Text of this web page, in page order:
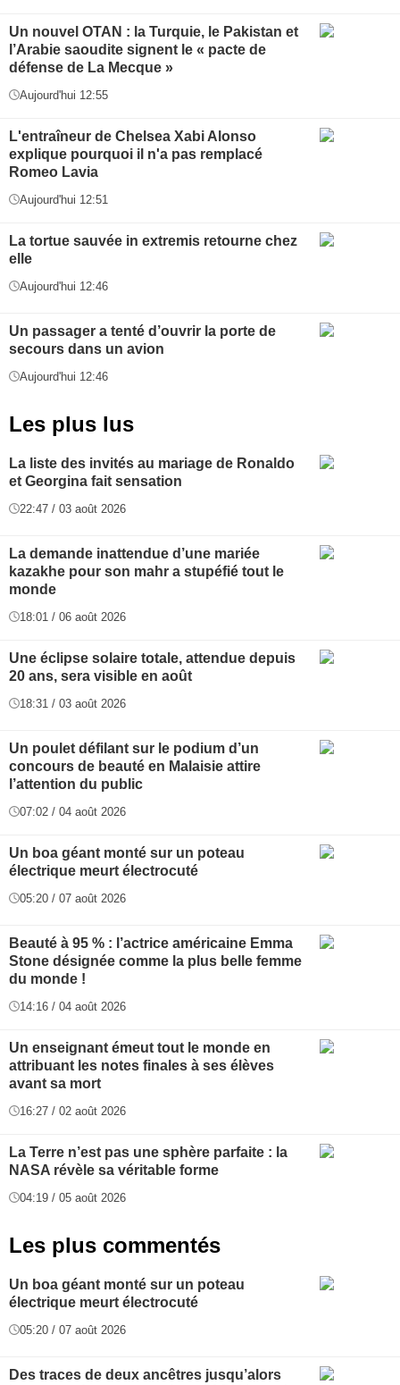
Un nouvel OTAN : la Turquie, le Pakistan et
l’Arabie saoudite signent le « pacte de
défense de La Mecque »
Aujourd'hui 12:55
L'entraîneur de Chelsea Xabi Alonso
explique pourquoi il n'a pas remplacé
Romeo Lavia
Aujourd'hui 12:51
La tortue sauvée in extremis retourne chez
elle
Aujourd'hui 12:46
Un passager a tenté d’ouvrir la porte de
secours dans un avion
Aujourd'hui 12:46
Les plus lus
La liste des invités au mariage de Ronaldo
et Georgina fait sensation
22:47 / 03 août 2026
La demande inattendue d’une mariée
kazakhe pour son mahr a stupéfié tout le
monde
18:01 / 06 août 2026
Une éclipse solaire totale, attendue depuis
20 ans, sera visible en août
18:31 / 03 août 2026
Un poulet défilant sur le podium d’un
concours de beauté en Malaisie attire
l’attention du public
07:02 / 04 août 2026
Un boa géant monté sur un poteau
électrique meurt électrocuté
05:20 / 07 août 2026
Beauté à 95 % : l’actrice américaine Emma
Stone désignée comme la plus belle femme
du monde !
14:16 / 04 août 2026
Un enseignant émeut tout le monde en
attribuant les notes finales à ses élèves
avant sa mort
16:27 / 02 août 2026
La Terre n’est pas une sphère parfaite : la
NASA révèle sa véritable forme
04:19 / 05 août 2026
Les plus commentés
Un boa géant monté sur un poteau
électrique meurt électrocuté
05:20 / 07 août 2026
Des traces de deux ancêtres jusqu’alors